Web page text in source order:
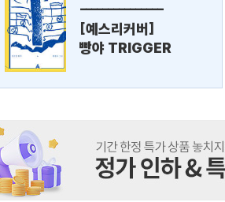
---------------
[예스리커버]
빵야 TRIGGER